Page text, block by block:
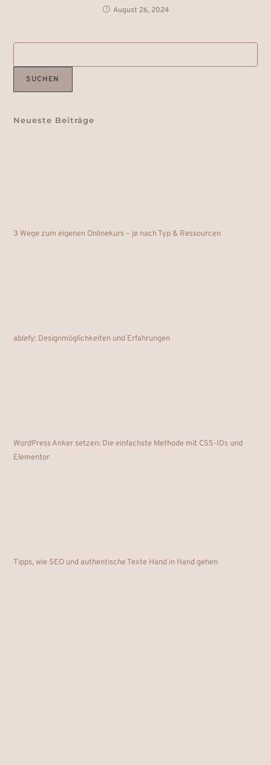
August 26, 2024
SUCHEN
Neueste Beiträge
3 Wege zum eigenen Onlinekurs – je nach Typ & Ressourcen
ablefy: Designmöglichkeiten und Erfahrungen
WordPress Anker setzen: Die einfachste Methode mit CSS-IDs und
Elementor
Tipps, wie SEO und authentische Texte Hand in Hand gehen